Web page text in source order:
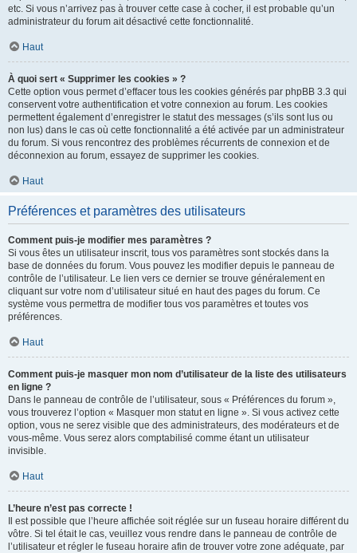
etc. Si vous n’arrivez pas à trouver cette case à cocher, il est probable qu’un
administrateur du forum ait désactivé cette fonctionnalité.
Haut
À quoi sert « Supprimer les cookies » ?
Cette option vous permet d’effacer tous les cookies générés par phpBB 3.3 qui
conservent votre authentification et votre connexion au forum. Les cookies
permettent également d’enregistrer le statut des messages (s’ils sont lus ou
non lus) dans le cas où cette fonctionnalité a été activée par un administrateur
du forum. Si vous rencontrez des problèmes récurrents de connexion et de
déconnexion au forum, essayez de supprimer les cookies.
Haut
Préférences et paramètres des utilisateurs
Comment puis-je modifier mes paramètres ?
Si vous êtes un utilisateur inscrit, tous vos paramètres sont stockés dans la
base de données du forum. Vous pouvez les modifier depuis le panneau de
contrôle de l’utilisateur. Le lien vers ce dernier se trouve généralement en
cliquant sur votre nom d’utilisateur situé en haut des pages du forum. Ce
système vous permettra de modifier tous vos paramètres et toutes vos
préférences.
Haut
Comment puis-je masquer mon nom d’utilisateur de la liste des utilisateurs
en ligne ?
Dans le panneau de contrôle de l’utilisateur, sous « Préférences du forum »,
vous trouverez l’option « Masquer mon statut en ligne ». Si vous activez cette
option, vous ne serez visible que des administrateurs, des modérateurs et de
vous-même. Vous serez alors comptabilisé comme étant un utilisateur
invisible.
Haut
L’heure n’est pas correcte !
Il est possible que l’heure affichée soit réglée sur un fuseau horaire différent du
vôtre. Si tel était le cas, veuillez vous rendre dans le panneau de contrôle de
l’utilisateur et régler le fuseau horaire afin de trouver votre zone adéquate, par